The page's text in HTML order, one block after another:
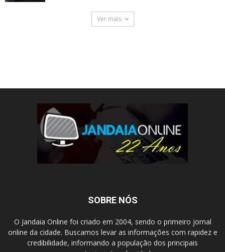
Ver mais
SOBRE NÓS
O Jandaia Online foi criado em 2004, sendo o primeiro jornal
online da cidade. Buscamos levar as informações com rapidez e
credibilidade, informando a população dos principais